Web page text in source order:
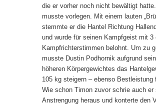
die er vorher noch nicht bewältigt
musste vorlegen. Mit einem lauten
stemmte er die Hantel Richtung
und wurde für seinen Kampfgeist mit 3
Kampfrichterstimmen belohnt. Um zu
musste Dustin Podhornik aufgrund
höheren Körpergewichtes das
105 kg steigern – ebenso Bestleistung
Wie schon Timon zuvor schrie auch er
Anstrengung heraus und konterte den